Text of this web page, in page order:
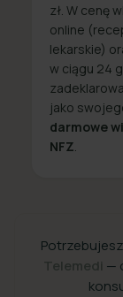
zł. W cenę
online
lekarskie)
w ciągu 24
jako
darmowe
NFZ
Telemedi —